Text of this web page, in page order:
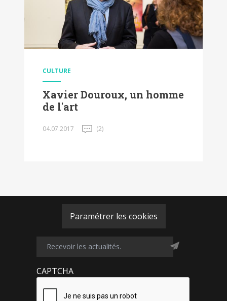
CULTURE
Xavier Douroux, un homme
de l'art
04.07.2017 (2)
Paramétrer les cookies
CAPTCHA